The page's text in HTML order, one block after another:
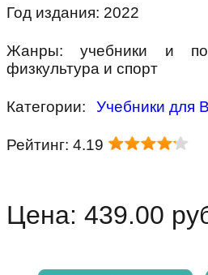
Год издания: 2022
Жанры: учебники и
физкультура и спорт
Категории: Учебники для
Рейтинг: 4.19
Цена: 439.00